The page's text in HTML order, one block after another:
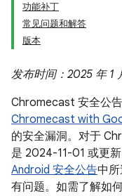
功能补丁
常见问题和解答
版本
发布时间：2025 年 1
Chromecast 安全公
Chromecast with
的安全漏洞。对于
是 2024-11-01 或更
Android 安全公告中
有问题。如需了解如